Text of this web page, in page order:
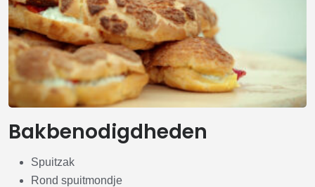
Bakbenodigdheden
Spuitzak
Rond spuitmondje